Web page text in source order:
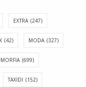
EXTRA (247)
(42) MODA (327)
(699)
TAXIDI (152)